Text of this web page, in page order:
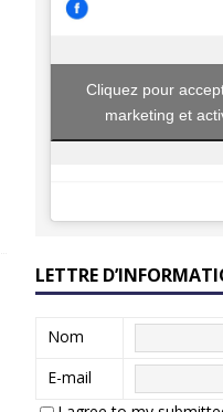
Cliquez pour
marketing et
LETTRE
Nom
E-mail